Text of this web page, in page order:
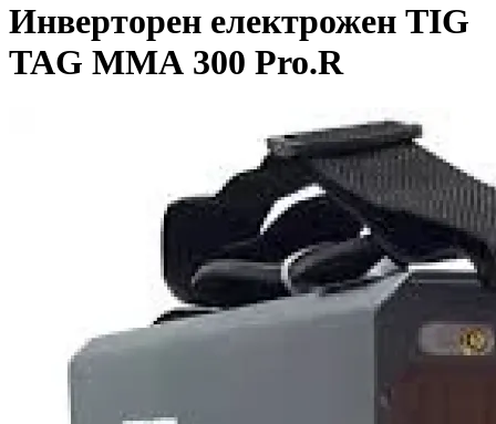
Инверторен електрожен TIG
TAG ММА 300 Pro.R